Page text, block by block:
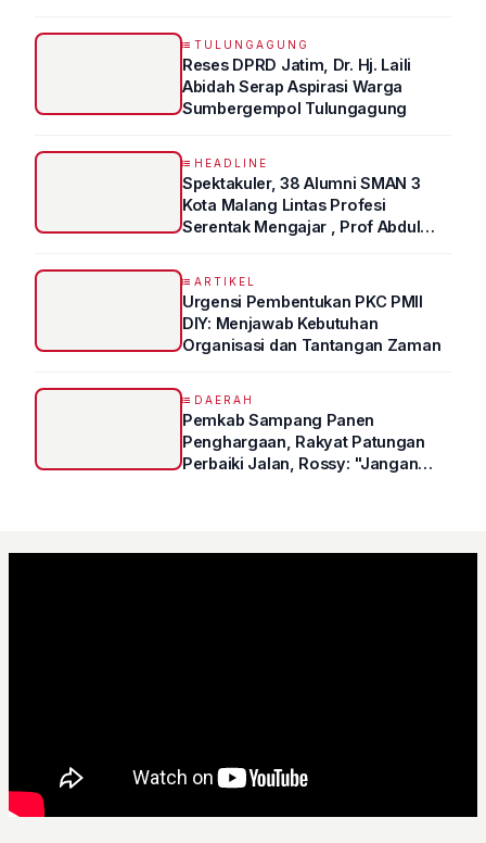
TULUNGAGUNG
Reses DPRD Jatim, Dr. Hj. Laili
Abidah Serap Aspirasi Warga
Sumbergempol Tulungagung
HEADLINE
Spektakuler, 38 Alumni SMAN 3
Kota Malang Lintas Profesi
Serentak Mengajar , Prof Abdul
ARTIKEL
Urgensi Pembentukan PKC PMII
DIY: Menjawab Kebutuhan
Organisasi dan Tantangan Zaman
DAERAH
Pemkab Sampang Panen
Penghargaan, Rakyat Patungan
Perbaiki Jalan, Rossy: "Jangan